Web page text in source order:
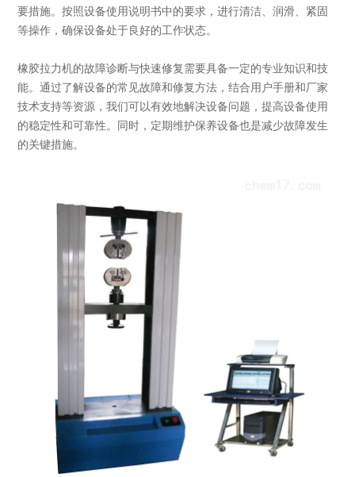
要措施。按照设备使用说明书中的要求，进行清洁、润滑、紧固
等操作，确保设备处于良好的工作状态。
橡胶拉力机的故障诊断与快速修复需要具备一定的专业知识和技
能。通过了解设备的常见故障和修复方法，结合用户手册和厂家
技术支持等资源，我们可以有效地解决设备问题，提高设备使用
的稳定性和可靠性。同时，定期维护保养设备也是减少故障发生
的关键措施。